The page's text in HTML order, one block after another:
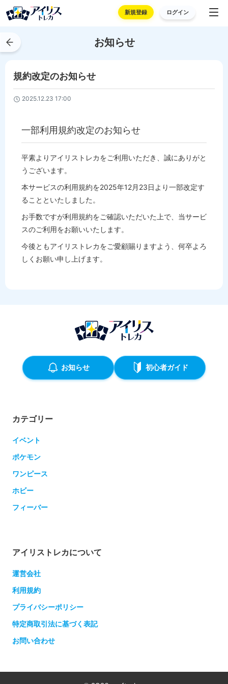
新規登録 ログイン
お知らせ
規約改定のお知らせ
2025.12.23 17:00
一部利用規約改定のお知らせ
平素よりアイリストレカをご利用いただき、誠にありがと
うございます。
本サービスの利用規約を2025年12月23日より一部改定す
ることといたしました。
お手数ですが利用規約をご確認いただいた上で、当サービ
スのご利用をお願いいたします。
今後ともアイリストレカをご愛顧賜りますよう、何卒よろ
しくお願い申し上げます。
お知らせ 初心者ガイド
カテゴリー
イベント
ポケモン
ワンピース
ホビー
フィーバー
アイリストレカについて
運営会社
利用規約
プライバシーポリシー
特定商取引法に基づく表記
お問い合わせ